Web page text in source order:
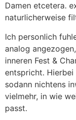
Damen etcetera.
naturlicherweise
Ich personlich
analog
inneren Fest &
entspricht.
sodann nichtens
vielmehr, in wie
passt.